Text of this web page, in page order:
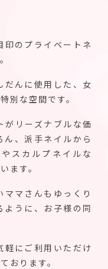
印のプライベートネ
だんに使用した、女
別な空間です。
がリーズナブルな価
、派手ネイルから
スカルプネイルな
ます。
マさんもゆっくり
ように、お子様の同
軽にご利用いただけ
おります。